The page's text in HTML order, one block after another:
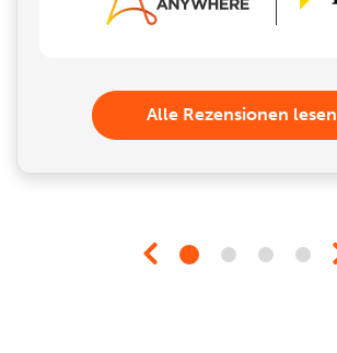
Alle Rezensionen lesen